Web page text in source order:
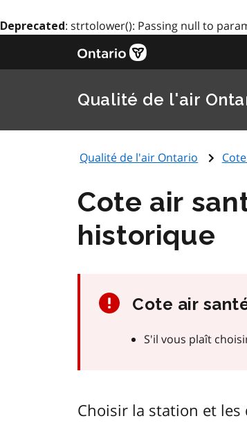
Deprecated: strtolower(): Passing null to
Qualité de l'air
Qualité de l'air Ontario
Cote air
historique
Cote air
S'il vous plaît
Choisir la station et les